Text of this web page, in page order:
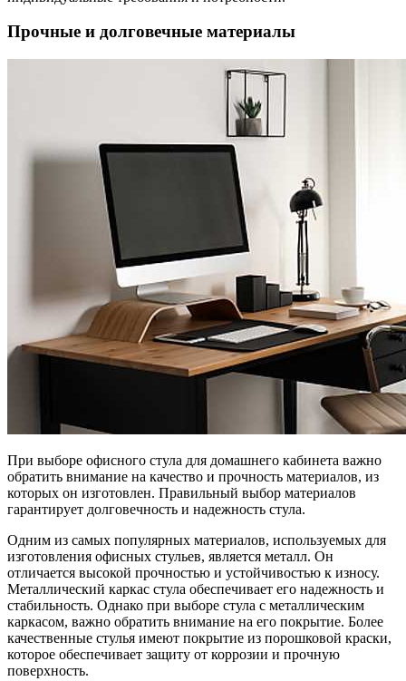
Прочные и долговечные материалы
При выборе офисного стула для домашнего кабинета важно
обратить внимание на качество и прочность материалов, из
которых он изготовлен. Правильный выбор материалов
гарантирует долговечность и надежность стула.
Одним из самых популярных материалов, используемых для
изготовления офисных стульев, является металл. Он
отличается высокой прочностью и устойчивостью к износу.
Металлический каркас стула обеспечивает его надежность и
стабильность. Однако при выборе стула с металлическим
каркасом, важно обратить внимание на его покрытие. Более
качественные стулья имеют покрытие из порошковой краски,
которое обеспечивает защиту от коррозии и прочную
поверхность.